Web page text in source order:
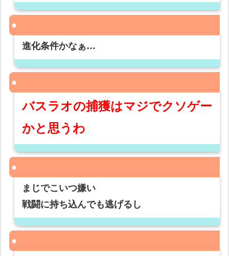
進化条件かなぁ…
バスラオの捕獲はマジでクソゲー
かと思うわ
まじでこいつ嫌い
戦闘に持ち込んでも逃げるし